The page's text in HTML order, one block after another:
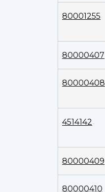
80001255
80000407
80000408
4514142
80000409
80000410